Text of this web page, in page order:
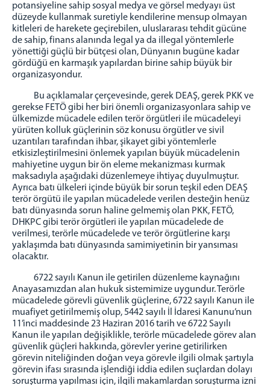
potansiyeline sahip sosyal medya ve görsel medyayı üst
düzeyde kullanmak suretiyle kendilerine mensup olmayan
kitleleri de harekete geçirebilen, uluslararası tehdit gücüne
de sahip, finans alanında legal ya da illegal yöntemlerle
yönettiği güçlü bir bütçesi olan, Dünyanın bugüne kadar
gördüğü en karmaşık yapılardan birine sahip büyük bir
organizasyondur.
Bu açıklamalar çerçevesinde, gerek DEAŞ, gerek PKK ve
gerekse FETÖ gibi her biri önemli organizasyonlara sahip ve
ülkemizde mücadele edilen terör örgütleri ile mücadeleyi
yürüten kolluk güçlerinin söz konusu örgütler ve sivil
uzantıları tarafından ihbar, şikayet gibi yöntemlerle
etkisizleştirilmesini önlemek yapılan büyük mücadelenin
mahiyetine uygun bir ön eleme mekanizması kurmak
maksadıyla aşağıdaki düzenlemeye ihtiyaç duyulmuştur.
Ayrıca batı ülkeleri içinde büyük bir sorun teşkil eden DEAŞ
terör örgütü ile yapılan mücadelede verilen desteğin henüz
batı dünyasında sorun haline gelmemiş olan PKK, FETÖ,
DHKPC gibi terör örgütleri ile yapılan mücadelede de
verilmesi, terörle mücadelede ve terör örgütlerine karşı
yaklaşımda batı dünyasında samimiyetinin bir yansıması
olacaktır.
6722 sayılı Kanun ile getirilen düzenleme kaynağını
Anayasamızdan alan hukuk sistemimize uygundur. Terörle
mücadelede görevli güvenlik güçlerine, 6722 sayılı Kanun ile
muafiyet getirilmemiş olup, 5442 sayılı İl İdaresi Kanunu’nun
11’inci maddesinde 23 Haziran 2016 tarih ve 6722 Sayılı
Kanun ile yapılan değişiklikle, terörle mücadelede görev alan
güvenlik güçleri hakkında, görevler yerine getirilirken
görevin niteliğinden doğan veya görevle ilgili olmak şartıyla
görevin ifası sırasında işlendiği iddia edilen suçlardan dolayı
soruşturma yapılması için, ilgili makamlardan soruşturma izni